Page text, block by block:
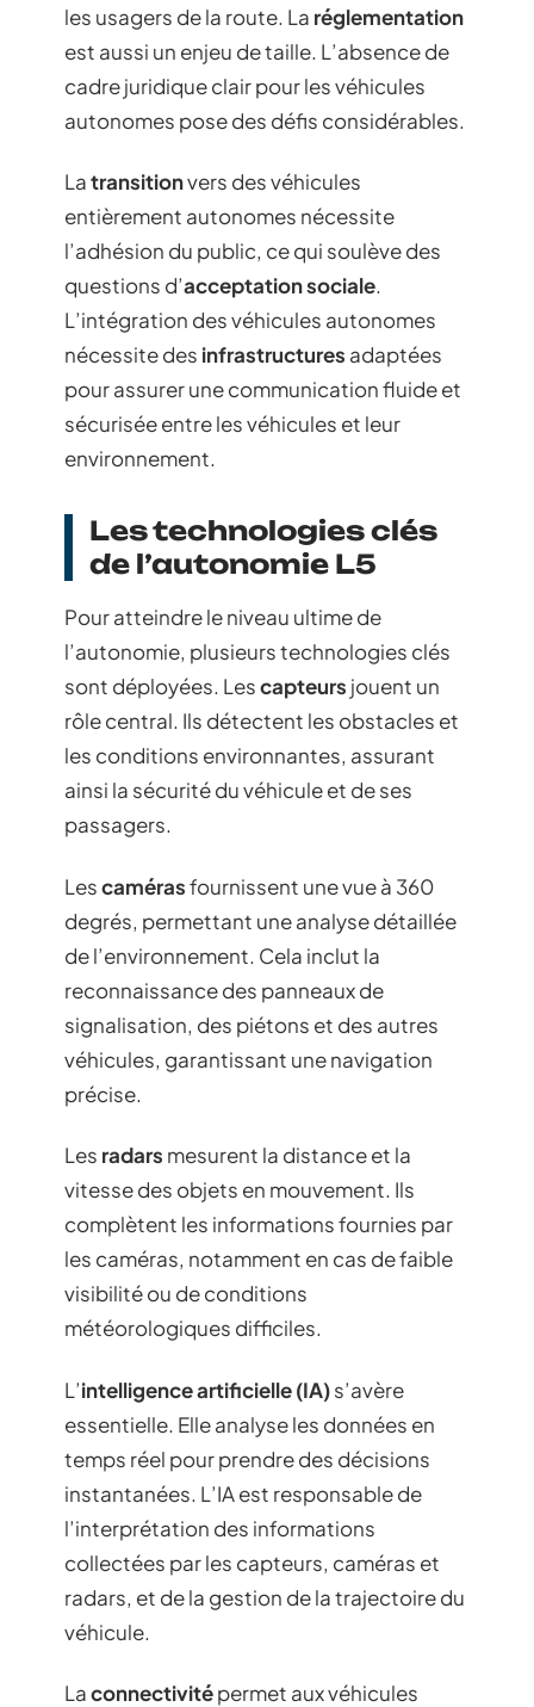
les usagers de la route. La réglementation
est aussi un enjeu de taille. L’absence de
cadre juridique clair pour les véhicules
autonomes pose des défis considérables.
Latransitionvers des véhicules
entièrement autonomes nécessite
l’adhésion du public, ce qui soulève des
questions d’acceptation sociale.
L’intégration des véhicules autonomes
nécessite des infrastructures adaptées
pour assurer une communication fluide et
sécurisée entre les véhicules et leur
environnement.
Les technologies clés
de l’autonomie L5
Pour atteindre le niveau ultime de
l’autonomie, plusieurs technologies clés
sont déployées. Lescapteurs jouent un
rôle central. Ils détectent les obstacles et
les conditions environnantes, assurant
ainsi la sécurité du véhicule et de ses
passagers.
Lescamérasfournissent une vue à 360
degrés, permettant une analyse détaillée
de l’environnement. Cela inclut la
reconnaissance des panneaux de
signalisation, des piétons et des autres
véhicules, garantissant une navigation
précise.
Les radars mesurent la distance et la
vitesse des objets en mouvement. Ils
complètent les informations fournies par
les caméras, notamment en cas de faible
visibilité ou de conditions
météorologiques difficiles.
L’intelligence artificielle (IA)s’avère
essentielle. Elle analyse les données en
temps réel pour prendre des décisions
instantanées. L’IA est responsable de
l’interprétation des informations
collectées par les capteurs, caméras et
radars, et de la gestion de la trajectoire du
véhicule.
Laconnectivitépermet aux véhicules